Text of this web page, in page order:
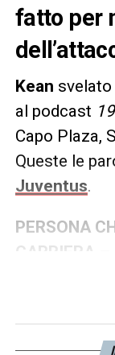
fatto per
Kean
al podcast
Capo Plaza,
Queste le
Juventus.
PERSONA
CARRIERA –
aiutato
come